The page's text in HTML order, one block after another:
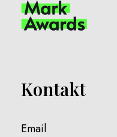
Kontakt
Email